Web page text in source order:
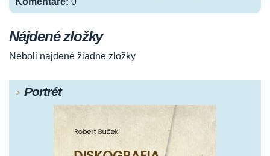
Nájdené zložky
Neboli najdené žiadne zložky
Portrét